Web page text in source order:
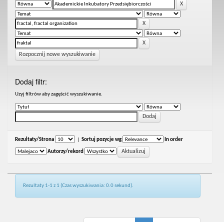
Rozpocznij nowe wyszukiwanie
Dodaj filtr:
Uzyj filtrów aby zagęścić wyszukiwanie.
Rezultaty/Strona Sortuj pozycje wg In order
Autorzy/rekord
Rezultaty 1-1 z 1 (Czas wyszukiwania: 0.0 sekund).